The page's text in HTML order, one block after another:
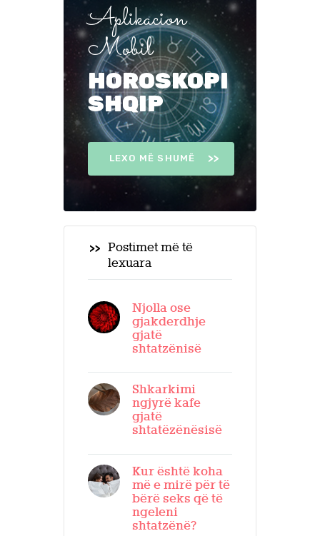
Aplikacion
Mobil
HOROSKOPI
SHQIP
LEXO MË SHUMË
Postimet më të
lexuara
Njolla ose
gjakderdhje
gjatë
shtatzënisë
Shkarkimi
ngjyrë kafe
gjatë
shtatëzënësisë
Kur është koha
më e mirë për të
bërë seks që të
ngeleni
shtatzënë?